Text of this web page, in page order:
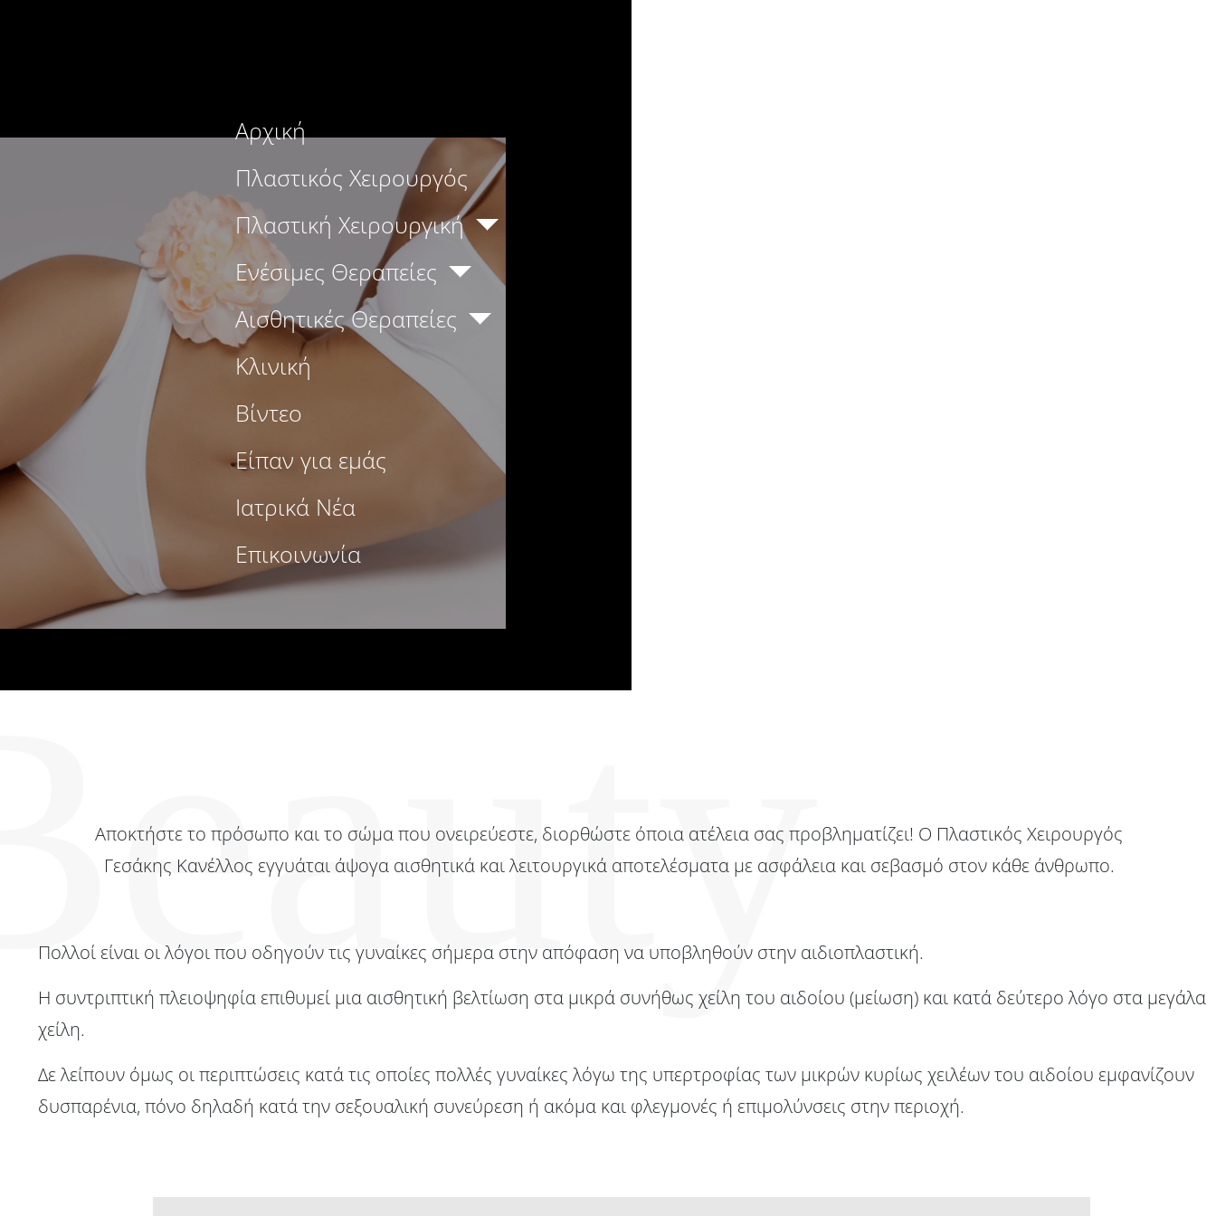
Αρχική
Πλαστικός Χειρουργός
Πλαστική Χειρουργική
Ενέσιμες Θεραπείες
Αισθητικές Θεραπείες
Κλινική
Βίντεο
Είπαν για εμάς
Ιατρικά Νέα
Επικοινωνία
Αποκτήστε το πρόσωπο και το σώμα που ονειρεύεστε, διορθώστε όποια ατέλεια σας προβληματίζει! Ο Πλαστικός Χειρουργός
Γεσάκης Κανέλλος εγγυάται άψογα αισθητικά και λειτουργικά αποτελέσματα με ασφάλεια και σεβασμό στον κάθε άνθρωπο.
Πολλοί είναι οι λόγοι που οδηγούν τις γυναίκες σήμερα στην απόφαση να υποβληθούν στην αιδιοπλαστική.
Η συντριπτική πλειοψηφία επιθυμεί μια αισθητική βελτίωση στα μικρά συνήθως χείλη του αιδοίου (μείωση) και κατά δεύτερο λόγο στα μεγάλα
χείλη.
Δε λείπουν όμως οι περιπτώσεις κατά τις οποίες πολλές γυναίκες λόγω της υπερτροφίας των μικρών κυρίως χειλέων του αιδοίου εμφανίζουν
δυσπαρένια, πόνο δηλαδή κατά την σεξουαλική συνεύρεση ή ακόμα και φλεγμονές ή επιμολύνσεις στην περιοχή.